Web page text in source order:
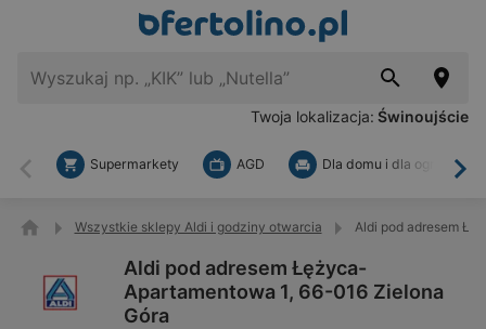
Twoja lokalizacja: Świnoujście
Wstecz
Supermarkety AGD Dla domu i dla ogrodu
Wszystkie sklepy Aldi i godziny otwarcia Aldi pod adresem
Aldi pod adresem Łężyca-
Apartamentowa 1, 66-016 Zielona
Góra